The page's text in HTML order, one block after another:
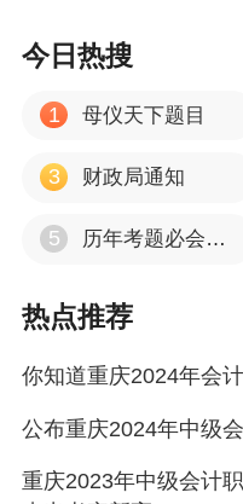
说明：因考试政
正保会计网校提供的
议，请考生以权威
相关推荐：
2020年中级会
报名入口已开通
今日热搜
1 母仪天下题目
3 财政局通知
5 历年考题必会考点
热点推荐
你知道重庆2024年会
公布重庆2024年中级
重庆2023年中级会计